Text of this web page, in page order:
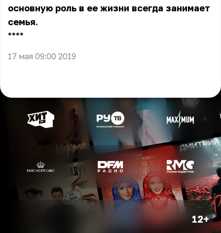
основную роль в ее жизни всегда занимает
семья.
** **
17 мая 09:00 2019
12+